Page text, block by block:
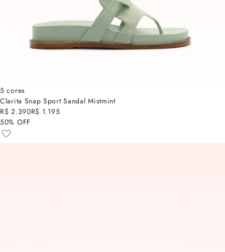
5 cores
Clarita Snap Sport Sandal Mistmint
R$ 2.390R$ 1.195
50% OFF